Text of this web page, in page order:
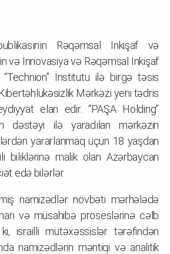
Rəqəmsal İnkişaf və
və İnnovasiya və Rəqəmsal İnkişaf
“Technion” İnstitutu ilə birgə təsis
Mərkəzi yeni tədris
elan edir. “PAŞA Holding”
dəstəyi ilə yaradılan mərkəzin
yararlanmaq üçün 18 yaşdan
biliklərinə malik olan Azərbaycan
edə bilərlər.
namizədlər növbəti mərhələdə
və müsahibə proseslərinə cəlb
israilli mütəxəssislər tərəfindən
namizədlərin məntiqi və analitik